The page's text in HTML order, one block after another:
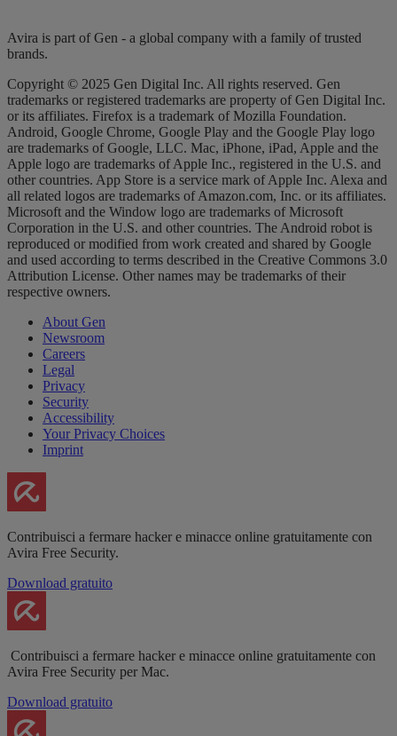
Avira is part of Gen - a global company with a family of trusted
brands.
Copyright © 2025 Gen Digital Inc. All rights reserved. Gen
trademarks or registered trademarks are property of Gen Digital Inc.
or its affiliates. Firefox is a trademark of Mozilla Foundation.
Android, Google Chrome, Google Play and the Google Play logo
are trademarks of Google, LLC. Mac, iPhone, iPad, Apple and the
Apple logo are trademarks of Apple Inc., registered in the U.S. and
other countries. App Store is a service mark of Apple Inc. Alexa and
all related logos are trademarks of Amazon.com, Inc. or its affiliates.
Microsoft and the Window logo are trademarks of Microsoft
Corporation in the U.S. and other countries. The Android robot is
reproduced or modified from work created and shared by Google
and used according to terms described in the Creative Commons 3.0
Attribution License. Other names may be trademarks of their
respective owners.
About Gen
Newsroom
Careers
Legal
Privacy
Security
Accessibility
Your Privacy Choices
Imprint
Contribuisci a fermare hacker e minacce online gratuitamente con
Avira Free Security.
Download gratuito
Contribuisci a fermare hacker e minacce online gratuitamente con
Avira Free Security per Mac.
Download gratuito